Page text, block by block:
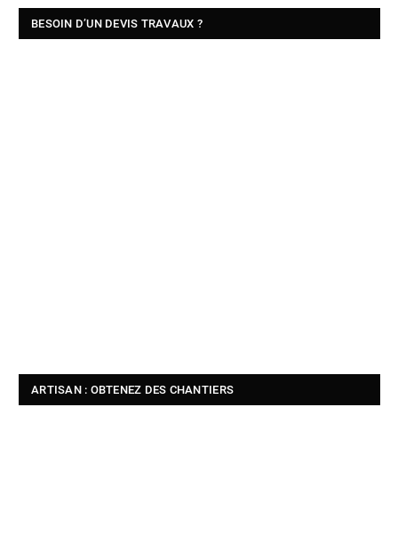
BESOIN D’UN DEVIS TRAVAUX ?
ARTISAN : OBTENEZ DES CHANTIERS